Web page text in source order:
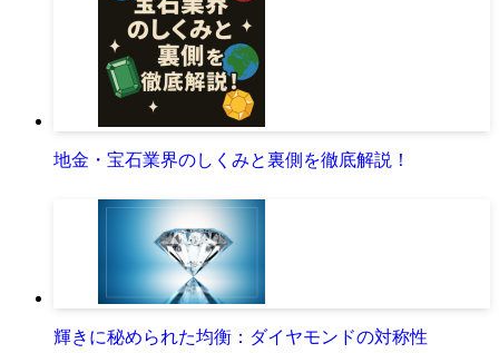
地金・宝石業界のしくみと裏側を徹底解説！
輝きに秘められた均衡：ダイヤモンドの対称性